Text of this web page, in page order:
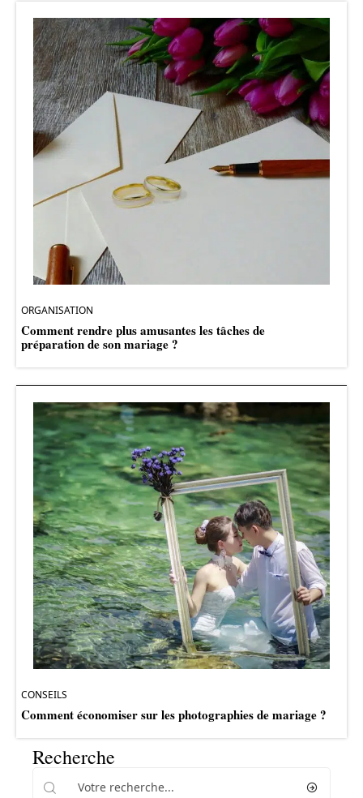
ORGANISATION
Comment rendre plus amusantes les tâches de
préparation de son mariage ?
CONSEILS
Comment économiser sur les photographies de mariage ?
Recherche